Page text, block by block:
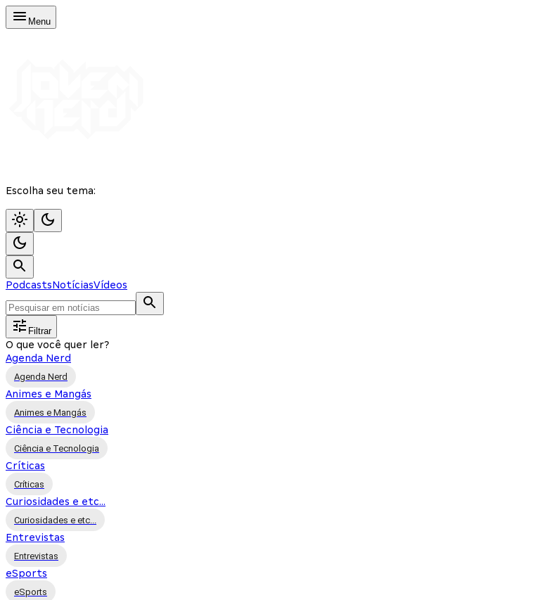
Menu
Escolha seu tema:
PodcastsNotíciasVídeos
Filtrar
O que você quer ler?
Agenda Nerd
Agenda Nerd
Animes e Mangás
Animes e Mangás
Ciência e Tecnologia
Ciência e Tecnologia
Críticas
Críticas
Curiosidades e etc...
Curiosidades e etc...
Entrevistas
Entrevistas
eSports
eSports